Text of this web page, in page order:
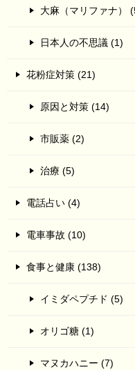
大麻（マリファナ）
日本人の不思議 (1)
花粉症対策 (21)
原因と対策 (14)
市販薬 (2)
治療 (5)
電話占い (4)
電車事故 (10)
食事と健康 (138)
イミダペプチド (5)
オリゴ糖 (1)
マヌカハニー (7)